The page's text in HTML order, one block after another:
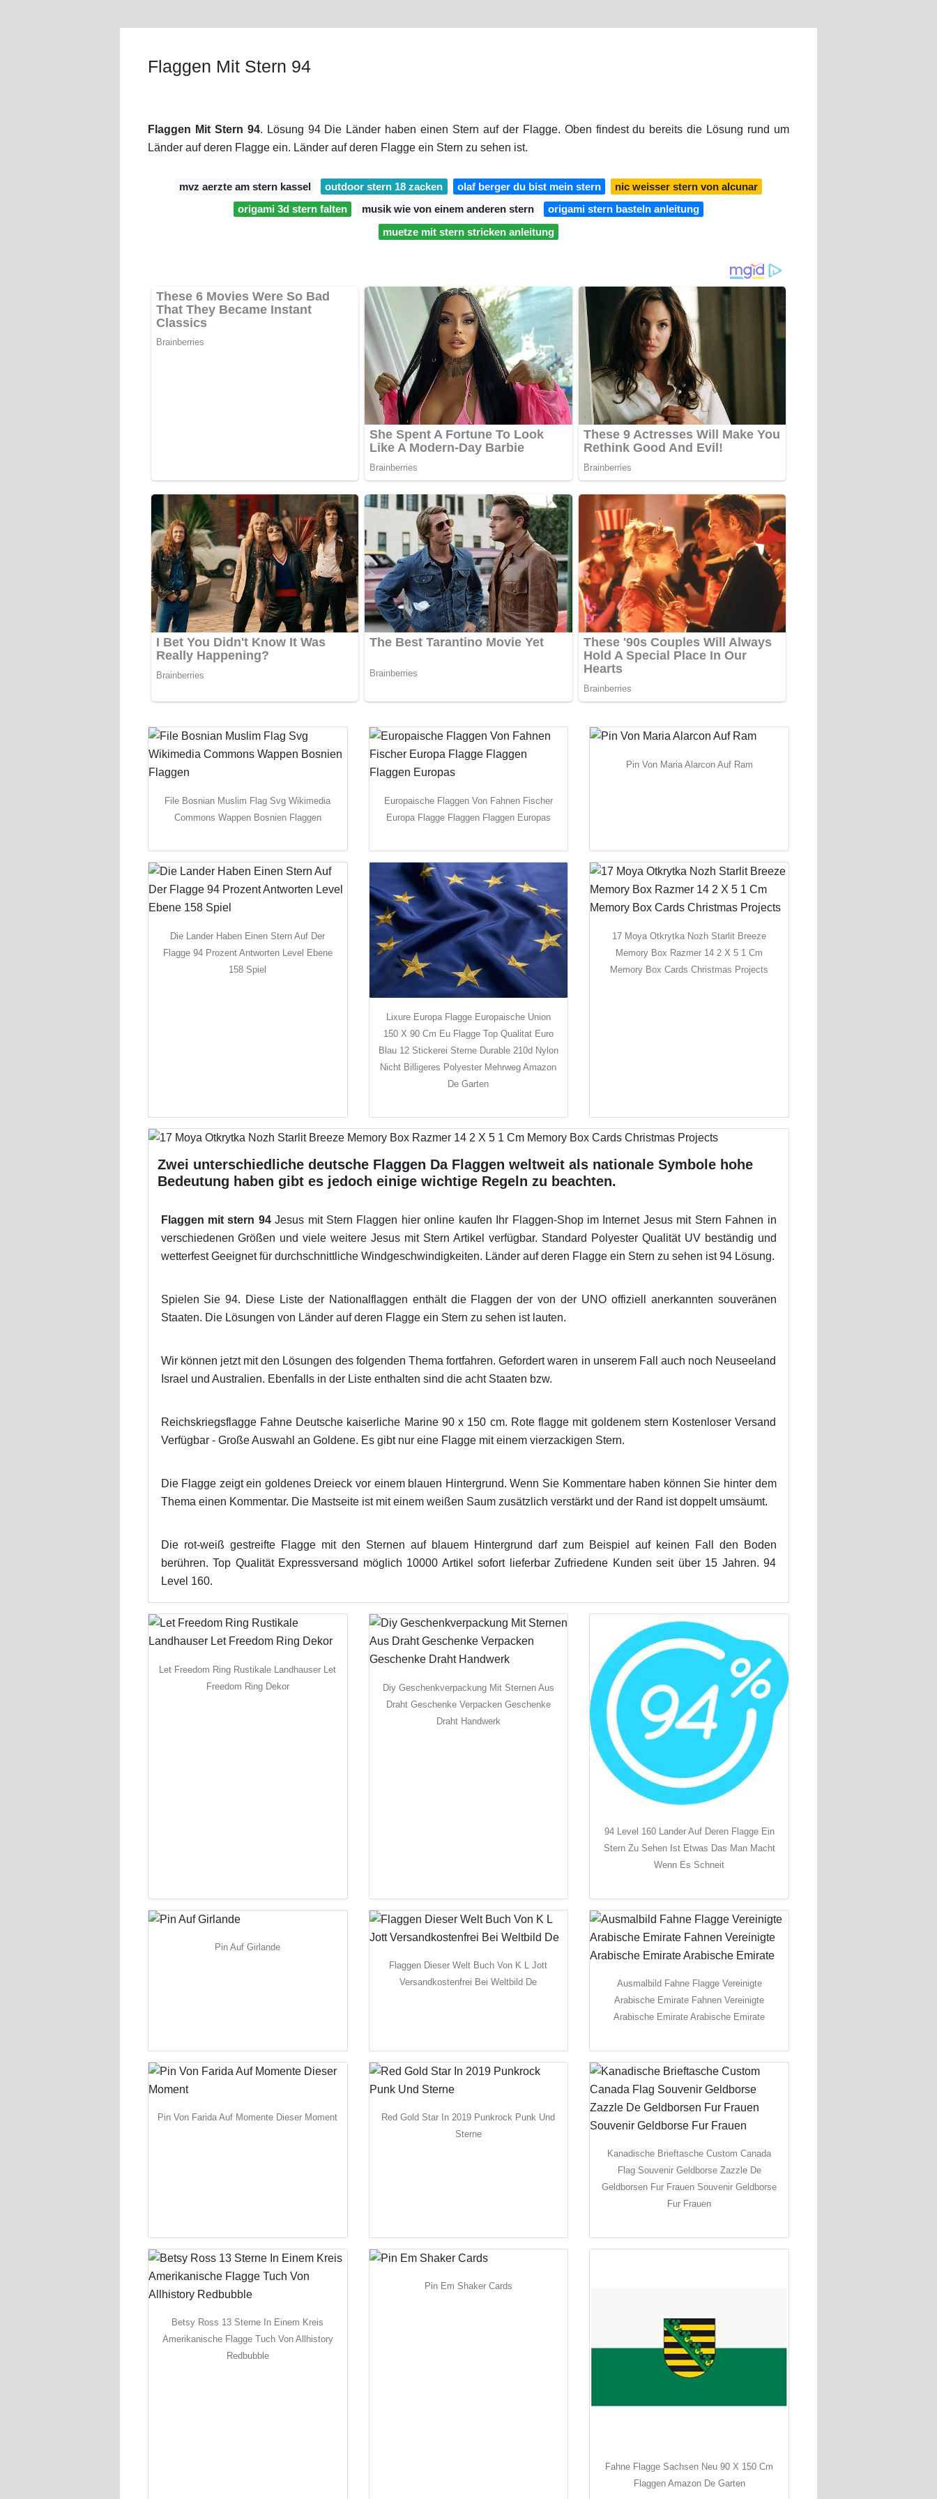
Flaggen Mit Stern 94
Flaggen Mit Stern 94. Lösung 94 Die Länder haben einen Stern auf der Flagge. Oben findest du bereits die Lösung rund um
Länder auf deren Flagge ein. Länder auf deren Flagge ein Stern zu sehen ist.
mvz aerzte am stern kassel outdoor stern 18 zacken olaf berger du bist mein stern
nic weisser stern von alcunar
origami 3d stern falten
musik wie von einem anderen stern
origami stern basteln anleitung
muetze mit stern stricken anleitung
File Bosnian Muslim Flag Svg Wikimedia
Commons Wappen Bosnien Flaggen
Europaische Flaggen Von Fahnen Fischer
Europa Flagge Flaggen Flaggen Europas
Pin Von Maria Alarcon Auf Ram
Die Lander Haben Einen Stern Auf Der
Flagge 94 Prozent Antworten Level Ebene
158 Spiel
Lixure Europa Flagge Europaische Union
150 X 90 Cm Eu Flagge Top Qualitat Euro
Blau 12 Stickerei Sterne Durable 210d Nylon
Nicht Billigeres Polyester Mehrweg Amazon
De Garten
17 Moya Otkrytka Nozh Starlit Breeze
Memory Box Razmer 14 2 X 5 1 Cm
Memory Box Cards Christmas Projects
Zwei unterschiedliche deutsche Flaggen Da Flaggen weltweit als nationale Symbole hohe
Bedeutung haben gibt es jedoch einige wichtige Regeln zu beachten.
Flaggen mit stern 94Jesus mit Stern Flaggen hier online kaufen Ihr Flaggen-Shop im Internet Jesus mit Stern Fahnen in
verschiedenen Größen und viele weitere Jesus mit Stern Artikel verfügbar. Standard Polyester Qualität UV beständig und
wetterfest Geeignet für durchschnittliche Windgeschwindigkeiten. Länder auf deren Flagge ein Stern zu sehen ist 94 Lösung.
Spielen Sie 94. Diese Liste der Nationalflaggen enthält die Flaggen der von der UNO offiziell anerkannten souveränen
Staaten. Die Lösungen von Länder auf deren Flagge ein Stern zu sehen ist lauten.
Wir können jetzt mit den Lösungen des folgenden Thema fortfahren. Gefordert waren in unserem Fall auch noch Neuseeland
Israel und Australien. Ebenfalls in der Liste enthalten sind die acht Staaten bzw.
Reichskriegsflagge Fahne Deutsche kaiserliche Marine 90 x 150 cm. Rote flagge mit goldenem stern Kostenloser Versand
Verfügbar - Große Auswahl an Goldene. Es gibt nur eine Flagge mit einem vierzackigen Stern.
Die Flagge zeigt ein goldenes Dreieck vor einem blauen Hintergrund. Wenn Sie Kommentare haben können Sie hinter dem
Thema einen Kommentar. Die Mastseite ist mit einem weißen Saum zusätzlich verstärkt und der Rand ist doppelt umsäumt.
Die rot-weiß gestreifte Flagge mit den Sternen auf blauem Hintergrund darf zum Beispiel auf keinen Fall den Boden
berühren. Top Qualität Expressversand möglich 10000 Artikel sofort lieferbar Zufriedene Kunden seit über 15 Jahren. 94
Level 160.
Let Freedom Ring Rustikale Landhauser Let
Freedom Ring Dekor
Diy Geschenkverpackung Mit Sternen Aus
Draht Geschenke Verpacken Geschenke
Draht Handwerk
94 Level 160 Lander Auf Deren Flagge Ein
Stern Zu Sehen Ist Etwas Das Man Macht
Wenn Es Schneit
Pin Auf Girlande
Flaggen Dieser Welt Buch Von K L Jott
Versandkostenfrei Bei Weltbild De
Ausmalbild Fahne Flagge Vereinigte
Arabische Emirate Fahnen Vereinigte
Arabische Emirate Arabische Emirate
Pin Von Farida Auf Momente Dieser Moment
Red Gold Star In 2019 Punkrock Punk Und
Sterne
Kanadische Brieftasche Custom Canada
Flag Souvenir Geldborse Zazzle De
Geldborsen Fur Frauen Souvenir Geldborse
Fur Frauen
Betsy Ross 13 Sterne In Einem Kreis
Amerikanische Flagge Tuch Von Allhistory
Redbubble
Pin Em Shaker Cards
Fahne Flagge Sachsen Neu 90 X 150 Cm
Flaggen Amazon De Garten